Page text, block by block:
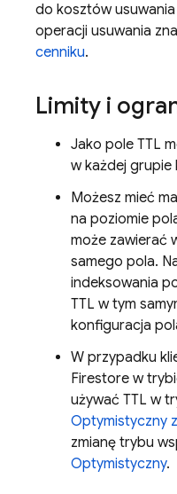
do kosztów
operacji usuwania
cenniku.
Limity i
Jako pole TTL
w każdej grupie
Możesz mieć
na poziomie
może zawierać
samego pola.
indeksowania
TTL w tym
konfiguracja
W przypadku
Firestore w
używać TTL w
Optymistyczny
zmianę trybu
Optymistyczny.